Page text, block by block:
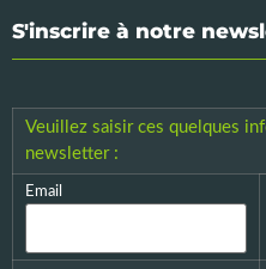
S'inscrire à notre
Veuillez saisir ces quelques
newsletter :
Email